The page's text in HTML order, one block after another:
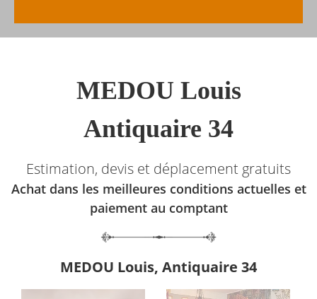
MEDOU Louis
Antiquaire 34
Estimation, devis et déplacement gratuits
Achat dans les meilleures conditions actuelles et
paiement au comptant
MEDOU Louis, Antiquaire 34